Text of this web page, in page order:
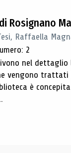
Rosignano
Raffaella
2
nel
vengono
è